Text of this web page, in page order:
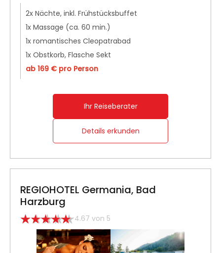
2x Nächte, inkl. Frühstücksbuffet
1x Massage (ca. 60 min.)
1x romantisches Cleopatrabad
1x Obstkorb, Flasche Sekt
ab 169 € pro Person
Ihr Reiseberater
Details erkunden
REGIOHOTEL Germania, Bad
Harzburg
4.67 von 5